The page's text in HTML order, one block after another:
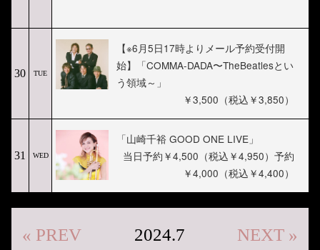
30 TUE
【※6月5日17時よりメール予約受付開
始】「COMMA-DADA〜TheBeatlesとい
う領域～」
￥3,500（税込￥3,850）
31 WED
「山崎千裕 GOOD ONE LIVE」
当日予約￥4,500（税込￥4,950）予約
￥4,000（税込￥4,400）
« PREV 2024.7 NEXT »